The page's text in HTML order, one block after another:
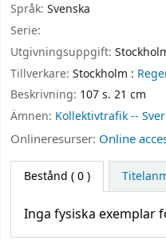
Språk: Svenska
Serie:
Utgivningsuppgift:
Tillverkare: Stockholm :
Beskrivning: 107 s. 21 cm
Ämnen: Kollektivtrafik --
Onlineresurser: Online
Bestånd ( 0 )
Inga fysiska exemplar